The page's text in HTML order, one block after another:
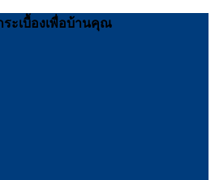
ระเบื้องเพื่อบ้านคุณ